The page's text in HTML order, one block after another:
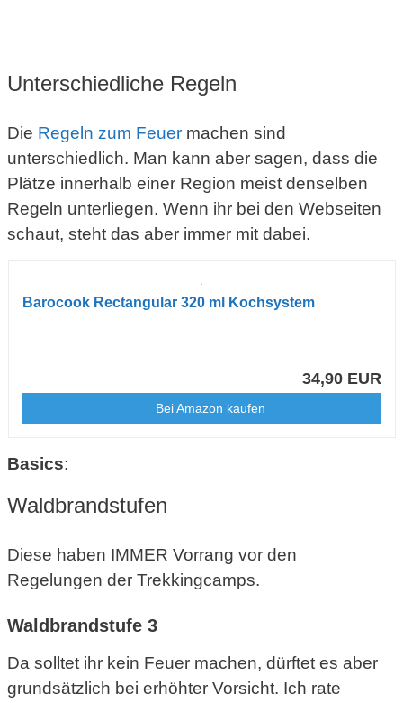
Unterschiedliche Regeln
Die Regeln zum Feuer machen sind
unterschiedlich. Man kann aber sagen, dass die
Plätze innerhalb einer Region meist denselben
Regeln unterliegen. Wenn ihr bei den Webseiten
schaut, steht das aber immer mit dabei.
Barocook Rectangular 320 ml Kochsystem
34,90 EUR
Bei Amazon kaufen
Basics:
Waldbrandstufen
Diese haben IMMER Vorrang vor den
Regelungen der Trekkingcamps.
Waldbrandstufe 3
Da solltet ihr kein Feuer machen, dürftet es aber
grundsätzlich bei erhöhter Vorsicht. Ich rate